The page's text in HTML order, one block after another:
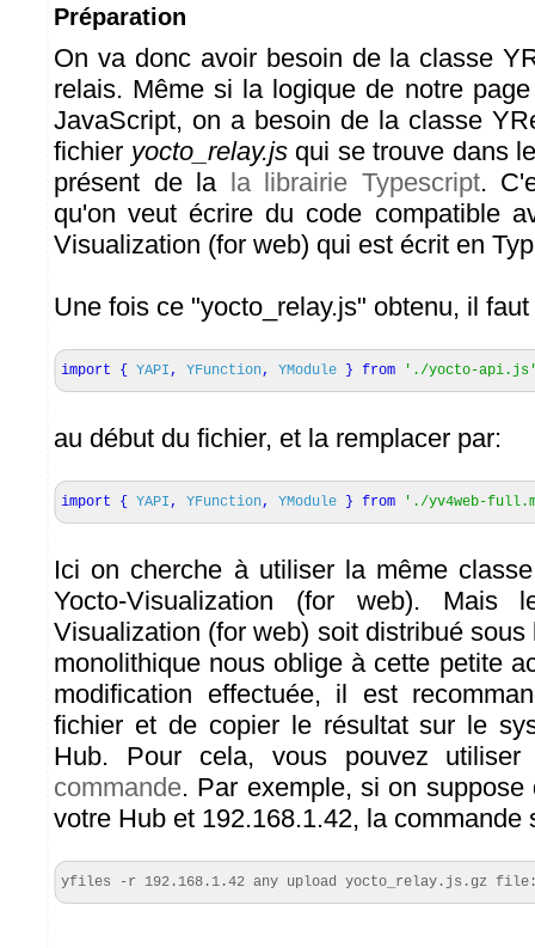
Préparation
On va donc avoir besoin de la classe
relais. Même si la logique de notre
JavaScript, on a besoin de la classe
fichier yocto_relay.jsqui se trouve dans
présent de la la librairie Typescript.
qu'on veut écrire du code compatible
Visualization (for web) qui est écrit en
Une fois ce "yocto_relay.js" obtenu, il
import { YAPI, YFunction, YModule } from './yocto-
au début du fichier, et la remplacer par:
import { YAPI, YFunction, YModule } from './yv4web-
Ici on cherche à utiliser la même
Yocto-Visualization (for web). Mais
Visualization (for web) soit distribué
monolithique nous oblige à cette petite
modification effectuée, il est
fichier et de copier le résultat sur le
Hub. Pour cela, vous pouvez utiliser
commande. Par exemple, si on
votre Hub et 192.168.1.42, la commande
yfiles -r 192.168.1.42 any upload yocto_relay.js.gz